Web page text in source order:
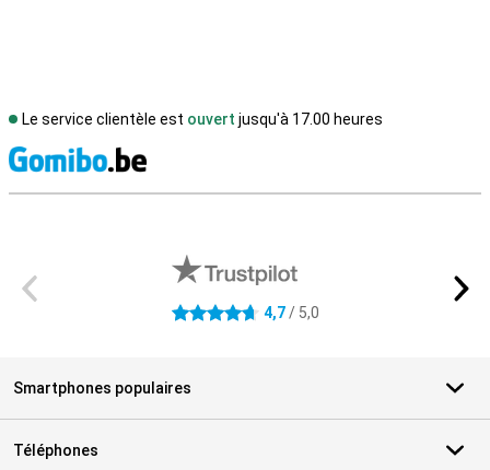
Le service clientèle est ouvert jusqu'à 17.00 heures
4.7 étoiles 4,7/ 5,0
Smartphones populaires
Téléphones